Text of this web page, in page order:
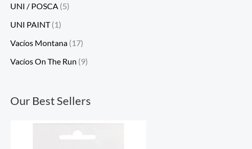
UNI / POSCA (5)
UNI PAINT (1)
Vacíos Montana (17)
Vacíos On The Run (9)
Our Best Sellers